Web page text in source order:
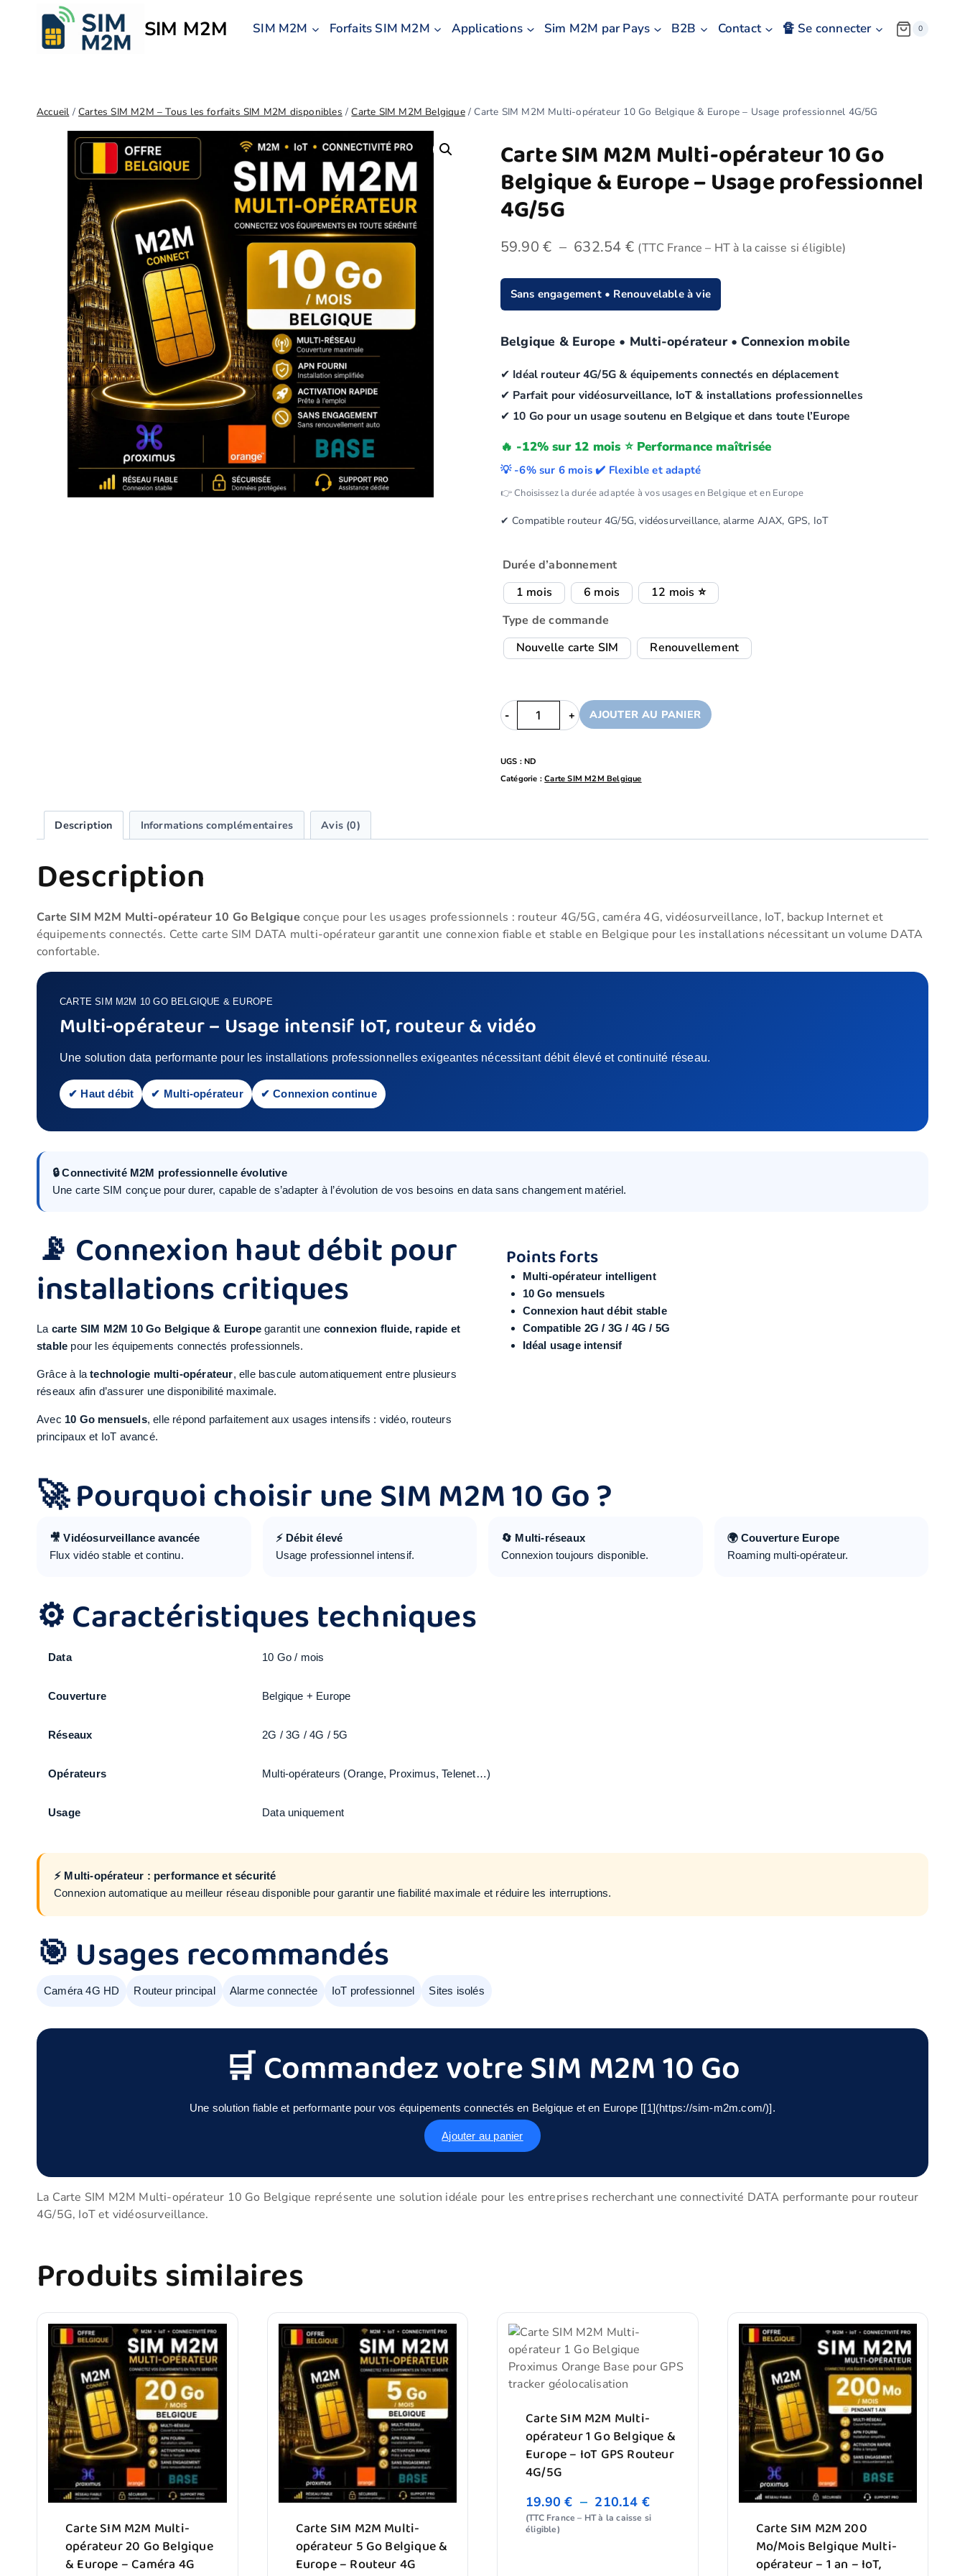
SIM M2M SIM M2M Forfaits SIM M2M Applications Sim M2M par Pays B2B Contact 🔏 Se connecter 0
Accueil / Cartes SIM M2M – Tous les forfaits SIM M2M disponibles / Carte SIM M2M Belgique / Carte SIM M2M Multi-opérateur 10 Go Belgique & Europe – Usage professionnel 4G/5G
Carte SIM M2M Multi-opérateur 10 Go
Belgique & Europe – Usage professionnel
4G/5G
59.90€ – 632.54 € (TTC France – HT à la caisse si éligible)
Sans engagement • Renouvelable à vie
Belgique & Europe • Multi-opérateur • Connexion mobile
✔ Idéal routeur 4G/5G & équipements connectés en déplacement
✔ Parfait pour vidéosurveillance, IoT & installations professionnelles
✔ 10 Go pour un usage soutenu en Belgique et dans toute l’Europe
🔥 -12% sur 12 mois ⭐ Performance maîtrisée
💡 -6% sur 6 mois ✔️ Flexible et adapté
👉 Choisissez la durée adaptée à vos usages en Belgique et en Europe
✔ Compatible routeur 4G/5G, vidéosurveillance, alarme AJAX, GPS, IoT
Durée d’abonnement
1 mois
6 mois
12 mois ⭐
Type de commande
Nouvelle carte SIM
Renouvellement
AJOUTER AU PANIER
UGS :ND
Catégorie :Carte SIM M2M Belgique
Description Informations complémentaires Avis (0)
Description
Carte SIM M2M Multi-opérateur 10 Go Belgique conçue pour les usages professionnels : routeur 4G/5G, caméra 4G, vidéosurveillance, IoT, backup Internet et
équipements connectés. Cette carte SIM DATA multi-opérateur garantit une connexion fiable et stable en Belgique pour les installations nécessitant un volume DATA
confortable.
CARTE SIM M2M 10 GO BELGIQUE & EUROPE
Multi-opérateur – Usage intensif IoT, routeur & vidéo
Une solution data performante pour les installations professionnelles exigeantes nécessitant débit élevé et continuité réseau.
✔ Haut débit ✔ Multi-opérateur ✔ Connexion continue
🔒 Connectivité M2M professionnelle évolutive
Une carte SIM conçue pour durer, capable de s’adapter à l’évolution de vos besoins en data sans changement matériel.
📡 Connexion haut débit pour
installations critiques
La carte SIM M2M 10 Go Belgique & Europe garantit une connexion fluide, rapide et
stable pour les équipements connectés professionnels.
Grâce à latechnologie multi-opérateur, elle bascule automatiquement entre plusieurs
réseaux afin d’assurer une disponibilité maximale.
Avec 10 Go mensuels, elle répond parfaitement aux usages intensifs : vidéo, routeurs
principaux et IoT avancé.
Points forts
Multi-opérateur intelligent
10 Go mensuels
Connexion haut débit stable
Compatible 2G / 3G / 4G / 5G
Idéal usage intensif
🚀 Pourquoi choisir une SIM M2M 10 Go ?
🎥 Vidéosurveillance avancée
Flux vidéo stable et continu.
⚡ Débit élevé
Usage professionnel intensif.
🔄 Multi-réseaux
Connexion toujours disponible.
🌍 Couverture Europe
Roaming multi-opérateur.
⚙️ Caractéristiques techniques
Data 10 Go / mois
Couverture Belgique + Europe
Réseaux 2G / 3G / 4G / 5G
Opérateurs Multi-opérateurs (Orange, Proximus, Telenet…)
Usage Data uniquement
⚡ Multi-opérateur : performance et sécurité
Connexion automatique au meilleur réseau disponible pour garantir une fiabilité maximale et réduire les interruptions.
🎯 Usages recommandés
Caméra 4G HD Routeur principal Alarme connectée IoT professionnel Sites isolés
🛒 Commandez votre SIM M2M 10 Go
Une solution fiable et performante pour vos équipements connectés en Belgique et en Europe [[1](https://sim-m2m.com/)].
Ajouter au panier
La Carte SIM M2M Multi-opérateur 10 Go Belgique représente une solution idéale pour les entreprises recherchant une connectivité DATA performante pour routeur
4G/5G, IoT et vidéosurveillance.
Produits similaires
Carte SIM M2M Multi-
opérateur 20 Go Belgique
& Europe – Caméra 4G
Carte SIM M2M Multi-
opérateur 5 Go Belgique &
Europe – Routeur 4G
Carte SIM M2M Multi-
opérateur 1 Go Belgique &
Europe – IoT GPS Routeur
4G/5G
19.90€ – 210.14 €
(TTC France – HT à la caisse si
éligible)
Carte SIM M2M 200
Mo/Mois Belgique Multi-
opérateur – 1 an – IoT,